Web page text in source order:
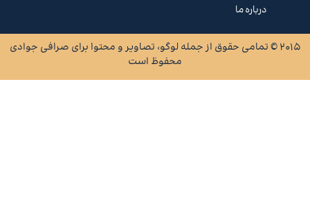
© تمامی حقوق از جمله‌ لوگو، تصاویر و محتوا برای صرافی جوادی
محفوظ است